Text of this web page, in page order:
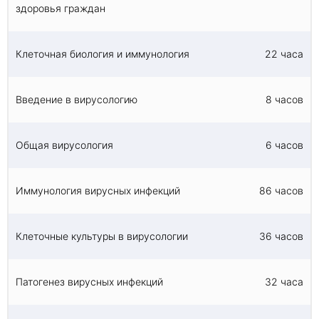
здоровья граждан
Клеточная биология и иммунология 22 часа
Введение в вирусологию 8 часов
Общая вирусология 6 часов
Иммунология вирусных инфекций 86 часов
Клеточные культуры в вирусологии 36 часов
Патогенез вирусных инфекций 32 часа